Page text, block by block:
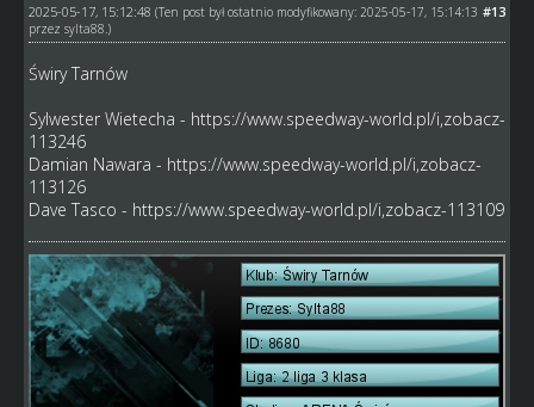
#13
2025-05-17, 15:12:48 (Ten post był ostatnio modyfikowany: 2025-05-17, 15:14:13
przez sylta88 .)
Świry Tarnów
Sylwester Wietecha - https://www.speedway-world.pl/i,zobacz-
113246
Damian Nawara - https://www.speedway-world.pl/i,zobacz-
113126
Dave Tasco - https://www.speedway-world.pl/i,zobacz-113109